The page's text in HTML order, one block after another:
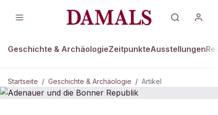
Geschichte & ArchäologieZeitpunkteAusstellungen
Startseite / Geschichte & Archäologie / Artikel